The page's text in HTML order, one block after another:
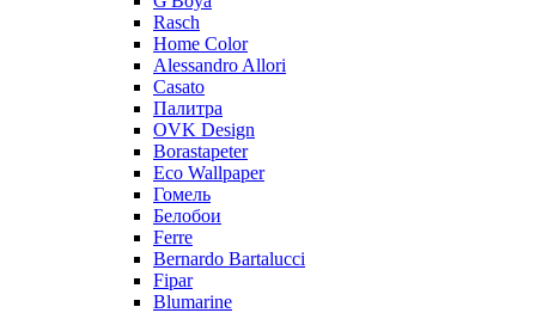
Rasch
Home Color
Alessandro Allori
Casato
Палитра
OVK Design
Borastapeter
Eco Wallpaper
Гомель
Белобои
Ferre
Bernardo Bartalucci
Fipar
Blumarine